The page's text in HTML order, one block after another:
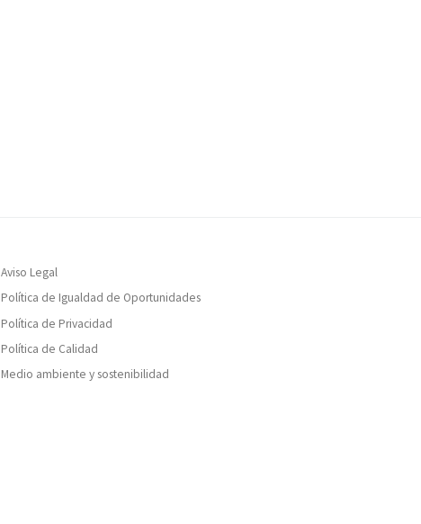
Aviso Legal
Política de Igualdad de Oportunidades
Política de Privacidad
Política de Calidad
Medio ambiente y sostenibilidad